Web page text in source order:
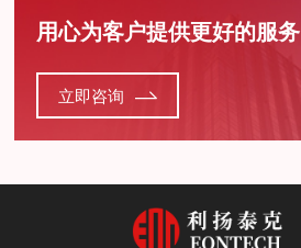
用心为客户提供更好的服务
立即咨询